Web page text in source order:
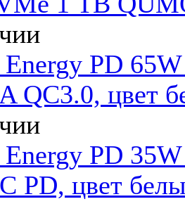
PD
QC3.0, цвет
PD
PD, цвет